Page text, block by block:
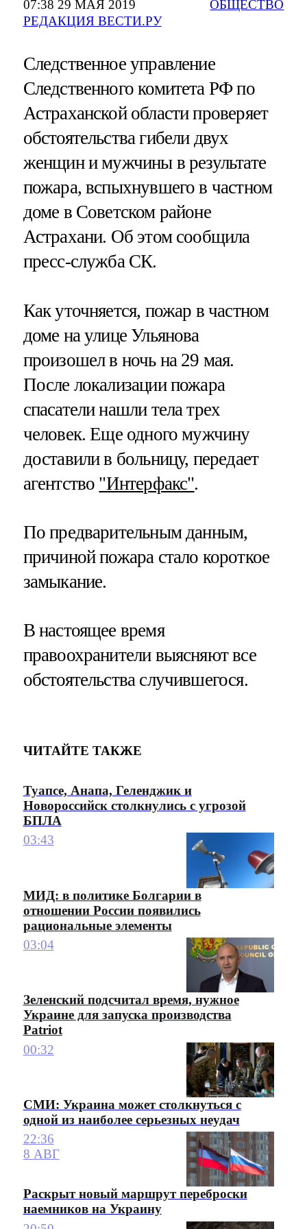
07:38 29 МАЯ 2019
РЕДАКЦИЯ ВЕСТИ.РУ
ОБЩЕСТВО
Следственное управление
Следственного комитета РФ по
Астраханской области проверяет
обстоятельства гибели двух
женщин и мужчины в результате
пожара, вспыхнувшего в частном
доме в Советском районе
Астрахани. Об этом сообщила
пресс-служба СК.
Как уточняется, пожар в частном
доме на улице Ульянова
произошел в ночь на 29 мая.
После локализации пожара
спасатели нашли тела трех
человек. Еще одного мужчину
доставили в больницу, передает
агентство "Интерфакс".
По предварительным данным,
причиной пожара стало короткое
замыкание.
В настоящее время
правоохранители выясняют все
обстоятельства случившегося.
ЧИТАЙТЕ ТАКЖЕ
Туапсе, Анапа, Геленджик и
Новороссийск столкнулись с угрозой
БПЛА
03:43
МИД: в политике Болгарии в
отношении России появились
рациональные элементы
03:04
Зеленский подсчитал время, нужное
Украине для запуска производства
Patriot
00:32
СМИ: Украина может столкнуться с
одной из наиболее серьезных неудач
22:36
8 АВГ
Раскрыт новый маршрут переброски
наемников на Украину